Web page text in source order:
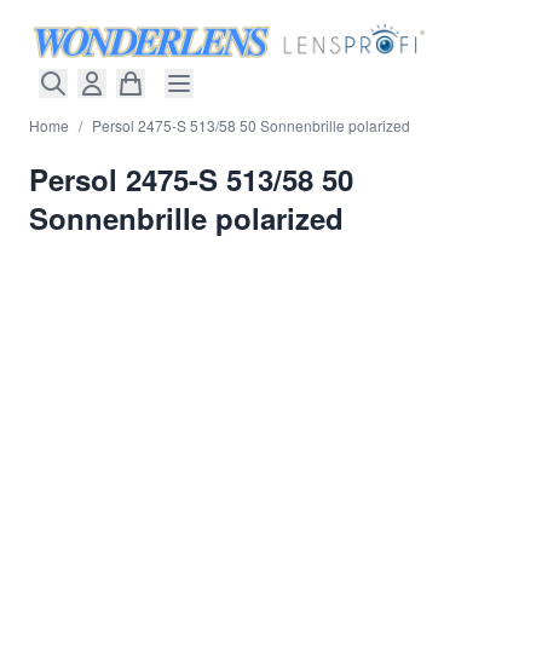
Home / Persol 2475-S 513/58 50 Sonnenbrille polarized
Persol 2475-S 513/58 50
Sonnenbrille polarized